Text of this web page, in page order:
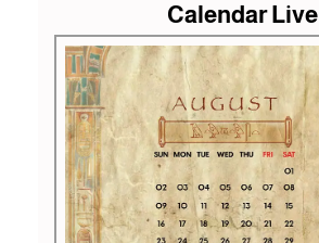
Calendar Live